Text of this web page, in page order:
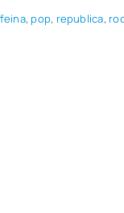
, pop, repu­bli­ca,